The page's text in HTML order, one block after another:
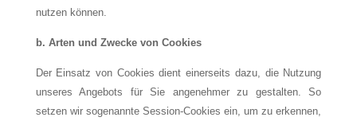
nutzen können.
b. Arten und Zwecke von Cookies
Der Einsatz von Cookies dient einerseits dazu, die Nutzung
unseres Angebots für Sie angenehmer zu gestalten. So
setzen wir sogenannte Session-Cookies ein, um zu erkennen,